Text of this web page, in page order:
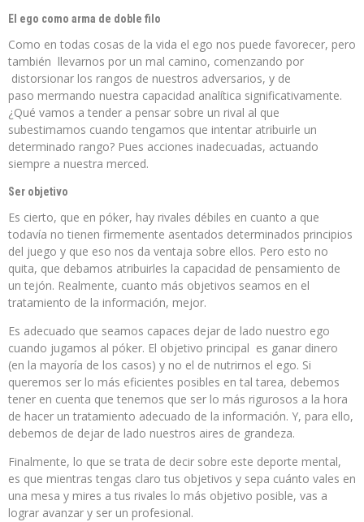
El ego como arma de doble filo
Como en todas cosas de la vida el ego nos puede favorecer, pero
también llevarnos por un mal camino, comenzando por
distorsionar los rangos de nuestros adversarios, y de
paso mermando nuestra capacidad analítica significativamente.
¿Qué vamos a tender a pensar sobre un rival al que
subestimamos cuando tengamos que intentar atribuirle un
determinado rango? Pues acciones inadecuadas, actuando
siempre a nuestra merced.
Ser objetivo
Es cierto, que en póker, hay rivales débiles en cuanto a que
todavía no tienen firmemente asentados determinados principios
del juego y que eso nos da ventaja sobre ellos. Pero esto no
quita, que debamos atribuirles la capacidad de pensamiento de
un tejón. Realmente, cuanto más objetivos seamos en el
tratamiento de la información, mejor.
Es adecuado que seamos capaces dejar de lado nuestro ego
cuando jugamos al póker. El objetivo principal es ganar dinero
(en la mayoría de los casos) y no el de nutrirnos el ego. Si
queremos ser lo más eficientes posibles en tal tarea, debemos
tener en cuenta que tenemos que ser lo más rigurosos a la hora
de hacer un tratamiento adecuado de la información. Y, para ello,
debemos de dejar de lado nuestros aires de grandeza.
Finalmente, lo que se trata de decir sobre este deporte mental,
es que mientras tengas claro tus objetivos y sepa cuánto vales en
una mesa y mires a tus rivales lo más objetivo posible, vas a
lograr avanzar y ser un profesional.